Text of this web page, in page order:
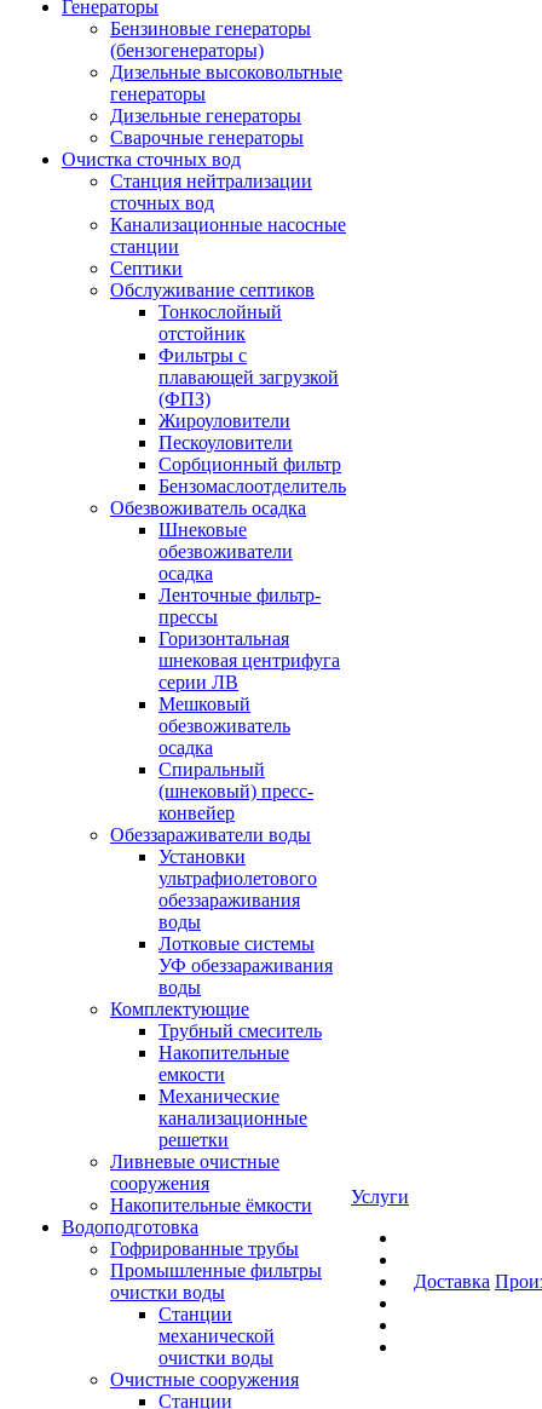
Генераторы
Бензиновые генераторы
(бензогенераторы)
Дизельные высоковольтные
генераторы
Дизельные генераторы
Сварочные генераторы
Очистка сточных вод
Станция нейтрализации
сточных вод
Канализационные насосные
станции
Септики
Обслуживание септиков
Тонкослойный
отстойник
Фильтры с
плавающей загрузкой
(ФПЗ)
Жироуловители
Пескоуловители
Сорбционный фильтр
Бензомаслоотделитель
Обезвоживатель осадка
Шнековые
обезвоживатели
осадка
Ленточные фильтр-
прессы
Горизонтальная
шнековая центрифуга
серии ЛВ
Мешковый
обезвоживатель
осадка
Спиральный
(шнековый) пресс-
конвейер
Обеззараживатели воды
Установки
ультрафиолетового
обеззараживания
воды
Лотковые системы
УФ обеззараживания
воды
Комплектующие
Трубный смеситель
Накопительные
емкости
Механические
канализационные
решетки
Ливневые очистные
сооружения
Накопительные ёмкости
Водоподготовка
Гофрированные трубы
Промышленные фильтры
очистки воды
Станции
механической
очистки воды
Очистные сооружения
Станции
Услуги
Доставка